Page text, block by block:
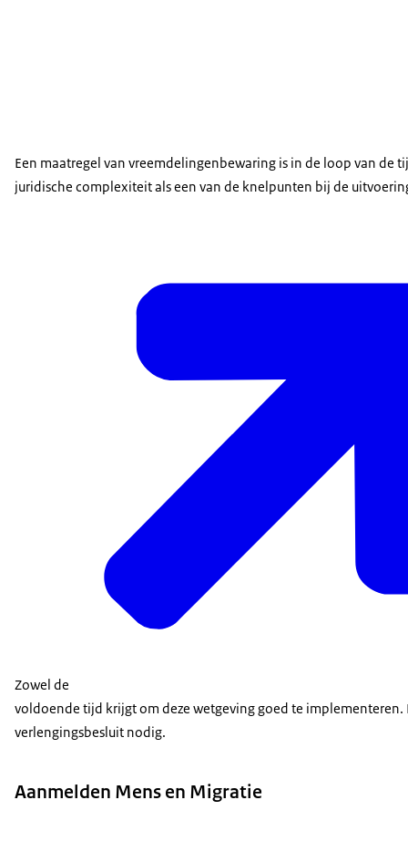
Een maatregel van vreemdelingenbewaring is in de loop van
juridische complexiteit als een van de knelpunten bij de
Zowel de
voldoende tijd krijgt om deze wetgeving goed te
verlengingsbesluit nodig.
Aanmelden Mens en Migratie